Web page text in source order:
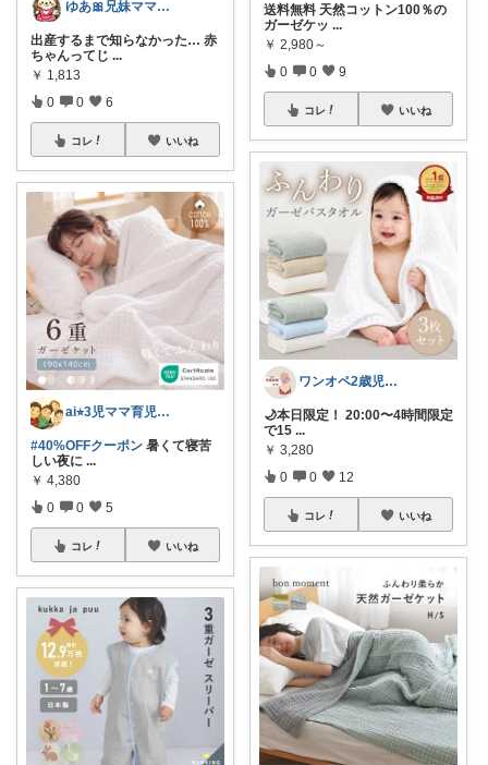
ゆあ🎀兄妹ママの育児と暮らし
出産するまで知らなかった… 赤
ちゃんってじ ...
￥ 1,813
0 0 6
コレ いいね
ai⭐︎3児ママ育児&便利グッズ
#40%OFFクーポン 暑くて寝苦
しい夜に ...
￥ 4,380
0 0 5
コレ いいね
送料無料 天然コットン100％の
ガーゼケッ ...
￥ 2,980～
0 0 9
コレ いいね
ワンオペ2歳児ママ宅建士
🌙本日限定！ 20:00〜4時間限定
で15 ...
￥ 3,280
0 0 12
コレ いいね